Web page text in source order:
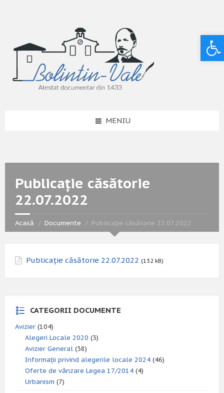
MENIU
Publicație căsătorie
22.07.2022
Acasă Documente Publicație căsătorie 22.07.2022
Publicație căsătorie 22.07.2022 (132 kB)
CATEGORII DOCUMENTE
Avizier (104)
Alegeri Locale 2020 (3)
Avizier General (38)
Informații privind alegerile locale 2024 (46)
Oferte de vânzare Legea 17/2014 (4)
Urbanism (7)
Deschide bara de unelte